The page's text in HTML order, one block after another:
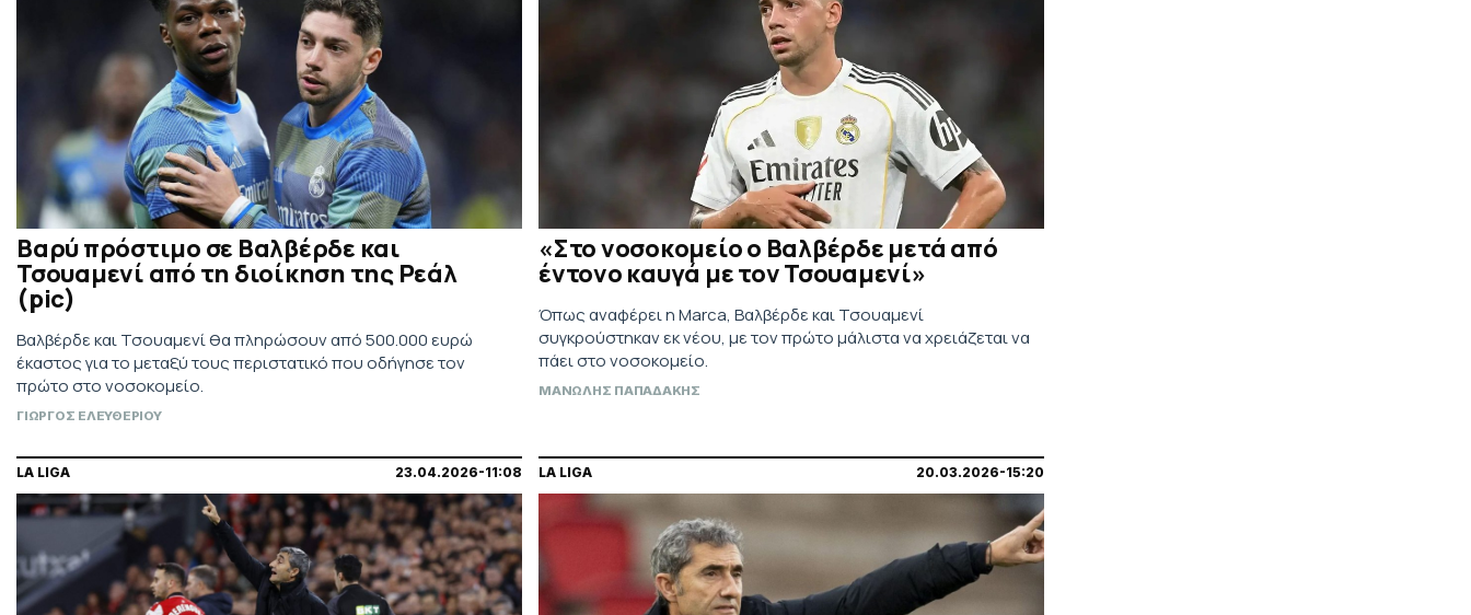
Βαρύ πρόστιμο σε Βαλβέρδε και
Τσουαμενί από τη διοίκηση της Ρεάλ
(pic)
Βαλβέρδε και Τσουαμενί θα πληρώσουν από 500.000 ευρώ
έκαστος για το μεταξύ τους περιστατικό που οδήγησε τον
πρώτο στο νοσοκομείο.
ΓΙΩΡΓΟΣ ΕΛΕΥΘΕΡΙΟΥ
«Στο νοσοκομείο ο Βαλβέρδε μετά από
έντονο καυγά με τον Τσουαμενί»
Όπως αναφέρει η Marca, Βαλβέρδε και Τσουαμενί
συγκρούστηκαν εκ νέου, με τον πρώτο μάλιστα να χρειάζεται να
πάει στο νοσοκομείο.
ΜΑΝΩΛΗΣ ΠΑΠΑΔΑΚΗΣ
LA LIGA 23.04.2026-11:08 LA LIGA 20.03.2026-15:20